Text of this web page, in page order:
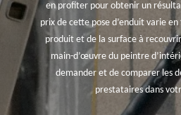
en profiter pour obtenir un
prix de cette pose d’enduit varie
produit et de la surface à
main-d’œuvre du peintre
demander et de comparer les
prestataires dans